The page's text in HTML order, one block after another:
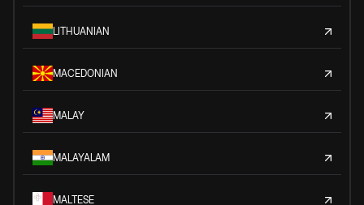
LITHUANIAN
MACEDONIAN
MALAY
MALAYALAM
MALTESE